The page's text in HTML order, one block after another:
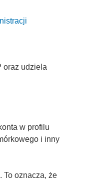
oraz udziela
w profilu
i inny
To oznacza, że